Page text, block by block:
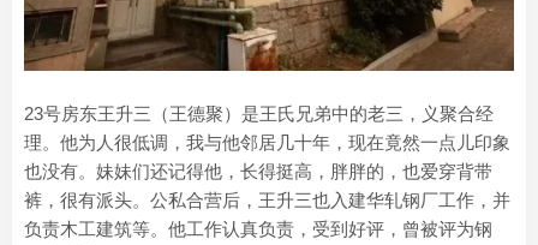
23号房东王升三（王德聚）是王氏兄弟中的老三，义聚合经
理。他为人很低调，我与他邻居几十年，现在竟然一点儿印象
也没有。妹妹们还记得他，长得挺高，胖胖的，也爱穿背带
裤，很有派头。公私合营后，王升三也入建华轧钢厂工作，并
负责木工建筑等。他工作认真负责，受到好评，曾被评为钢